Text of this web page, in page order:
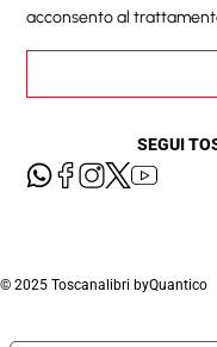
acconsento al
SEGUI
© 2025 Toscanalibri byQuantico